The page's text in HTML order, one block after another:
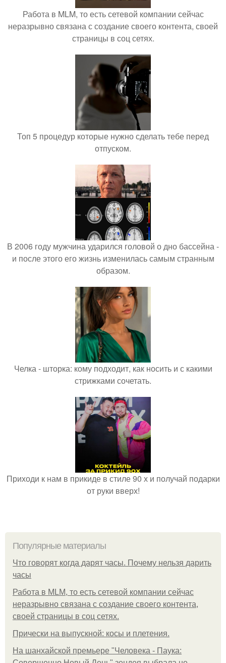
Работа в MLM, то есть сетевой компании сейчас
неразрывно связана с создание своего контента, своей
страницы в соц сетях.
Топ 5 процедур которые нужно сделать тебе перед
отпуском.
В 2006 году мужчина ударился головой о дно бассейна -
и после этого его жизнь изменилась самым странным
образом.
Челка - шторка: кому подходит, как носить и с какими
стрижками сочетать.
Приходи к нам в прикиде в стиле 90 х и получай подарки
от руки вверх!
Популярные материалы
Что говорят когда дарят часы. Почему нельзя дарить
часы
Работа в MLM, то есть сетевой компании сейчас
неразрывно связана с создание своего контента,
своей страницы в соц сетях.
Прически на выпускной: косы и плетения.
На шанхайской премьере "Человека - Паука: